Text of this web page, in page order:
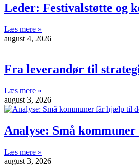
Leder: Festivalstøtte og
Læs mere »
august 4, 2026
Fra leverandør til
Læs mere »
august 3, 2026
Analyse: Små
Læs mere »
august 3, 2026